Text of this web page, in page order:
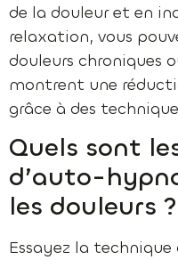
de la douleur et en
relaxation, vous
douleurs chroniques
montrent une
grâce à des
Quels sont
d’auto-
les douleurs ?
Essayez la